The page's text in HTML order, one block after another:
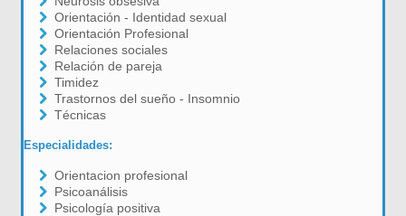
Orientación - Identidad sexual
Orientación Profesional
Relaciones sociales
Relación de pareja
Timidez
Trastornos del sueño - Insomnio
Técnicas
Especialidades:
Orientacion profesional
Psicoanálisis
Psicología positiva